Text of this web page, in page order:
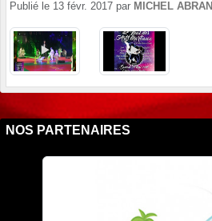
Publié le 13 févr. 2017 par MICHEL ABRAN
NOS PARTENAIRES